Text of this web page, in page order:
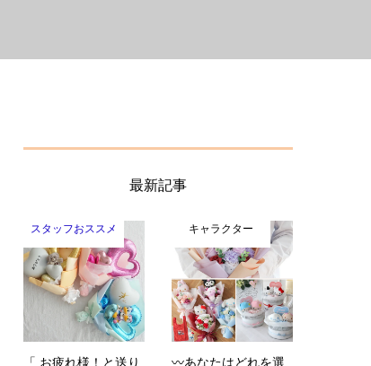
最新記事
スタッフおススメ
「 お疲れ様！と送り
キャラクター
〰️あなたはどれを選